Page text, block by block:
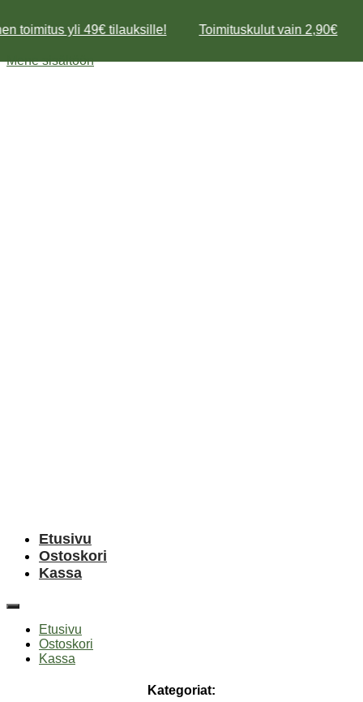
toimitus yli 49€ tilauksille! Toimituskulut vain 2,90€
Mene sisältöön
Etusivu
Ostoskori
Kassa
Etusivu
Ostoskori
Kassa
Kategoriat: